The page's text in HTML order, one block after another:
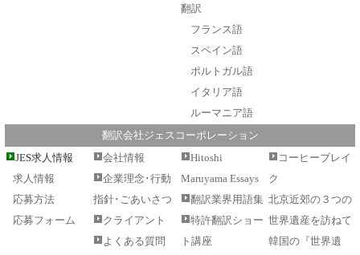
翻訳
フランス語
スペイン語
ポルトガル語
イタリア語
ルーマニア語
翻訳会社ジェスコーポレーション
JES求人情報
求人情報
応募方法
応募フォーム
会社情報
企業理念･行動
指針･ごあいさつ
クライアント
よくある質問
Hitoshi
Maruyama Essays
翻訳業界用語集
特許翻訳ショー
ト講座
コーヒーブレイ
ク
北京近郊の３つの
世界遺産を訪ねて
韓国の『世界遺